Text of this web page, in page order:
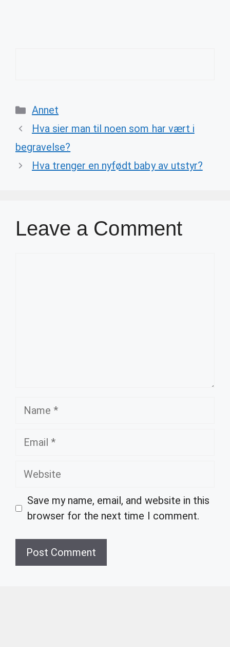
Categories
Annet
Hva sier man til noen som har vært i
begravelse?
Hva trenger en nyfødt baby av utstyr?
Leave a Comment
Name
Email
Website
Save my name, email, and website in this
browser for the next time I comment.